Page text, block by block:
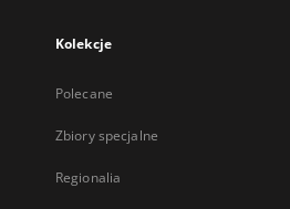
Kolekcje
Polecane
Zbiory specjalne
Regionalia